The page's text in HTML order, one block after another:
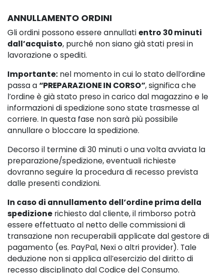
ANNULLAMENTO ORDINI
Gli ordini possono essere annullati entro 30 minuti
dall’acquisto, purché non siano già stati presi in
lavorazione o spediti.
Importante: nel momento in cui lo stato dell’ordine
passa a“PREPARAZIONE IN CORSO”, significa che
l’ordine è già stato preso in carico dal magazzino e le
informazioni di spedizione sono state trasmesse al
corriere. In questa fase non sarà più possibile
annullare o bloccare la spedizione.
Decorso il termine di 30 minuti o una volta avviata la
preparazione/spedizione, eventuali richieste
dovranno seguire la procedura di recesso prevista
dalle presenti condizioni.
In caso di annullamento dell’ordine prima della
spedizione richiesto dal cliente, il rimborso potrà
essere effettuato al netto delle commissioni di
transazione non recuperabili applicate dal gestore di
pagamento (es. PayPal, Nexi o altri provider). Tale
deduzione non si applica all’esercizio del diritto di
recesso disciplinato dal Codice del Consumo.